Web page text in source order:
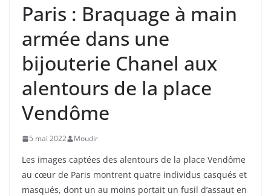
Paris : Braquage à main
armée dans une
bijouterie Chanel aux
alentours de la place
Vendôme
5 mai 2022 Moudir
Les images captées des alentours de la place Vendôme
au cœur de Paris montrent quatre individus casqués et
masqués, dont un au moins portait un fusil d’assaut en